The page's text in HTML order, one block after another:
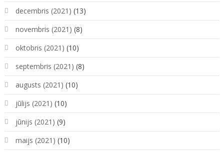
decembris (2021) (13)
novembris (2021) (8)
oktobris (2021) (10)
septembris (2021) (8)
augusts (2021) (10)
jūlijs (2021) (10)
jūnijs (2021) (9)
maijs (2021) (10)